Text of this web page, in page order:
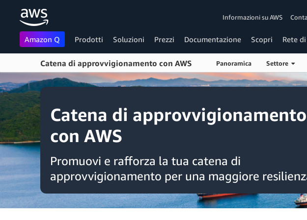
Passa al contenuto principale
Informazioni su AWS
Amazon Q Prodotti Soluzioni Prezzi Documentazione Scopri Rete
Catena di approvvigionamento con AWS Panoramica Settore
Catena di approvvigionamento
con AWS
Promuovi e rafforza la tua catena di
approvvigionamento per una maggiore